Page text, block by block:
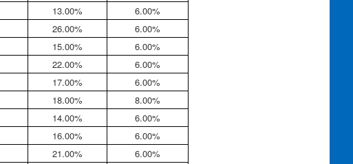
13.00%
6.00%
26.00% 6.00%
15.00%
6.00%
22.00%
6.00%
17.00%
6.00%
18.00% 8.00%
14.00%
6.00%
16.00%
6.00%
21.00%
6.00%